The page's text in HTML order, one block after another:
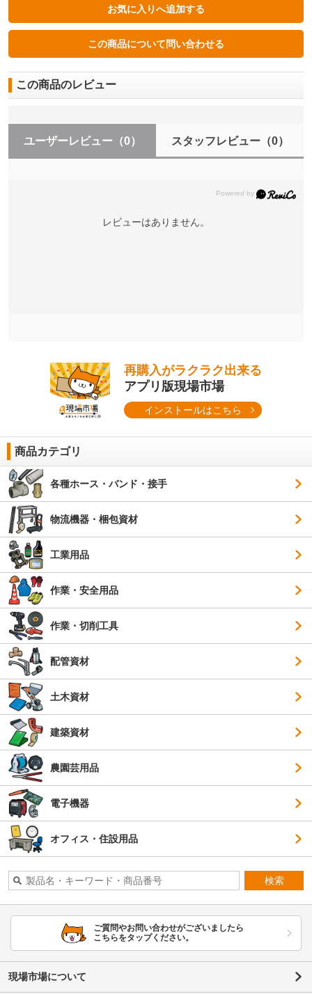
この商品のレビュー
ユーザーレビュー （0） スタッフレビュー（0）
レビューはありません。
再購入がラクラク出来る
アプリ版現場市場
インストールはこちら
商品カテゴリ
各種ホース・バンド・接手
物流機器・梱包資材
工業用品
作業・安全用品
作業・切削工具
配管資材
土木資材
建築資材
農園芸用品
電子機器
オフィス・住設用品
検索
ご質問やお問い合わせがございましたら
こちらをタップください。
現場市場について